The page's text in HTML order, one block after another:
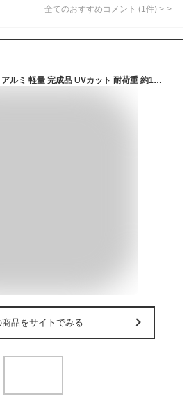
全てのおすすめコメント (1 件) >
ガーデンチェア 2脚セット アルミ 軽量 完成品 UVカット 耐荷重 約100kg スタッキング アームチェア l21chgtbll (チェアのみ)
商品をサイトでみる